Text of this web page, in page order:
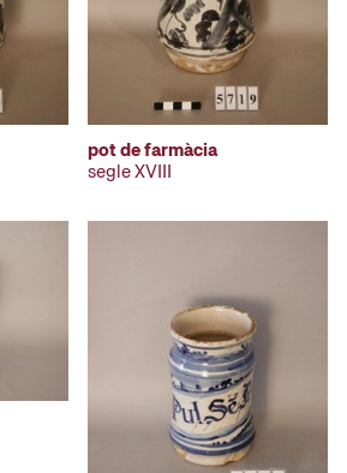
pot de farmàcia
segle XVIII